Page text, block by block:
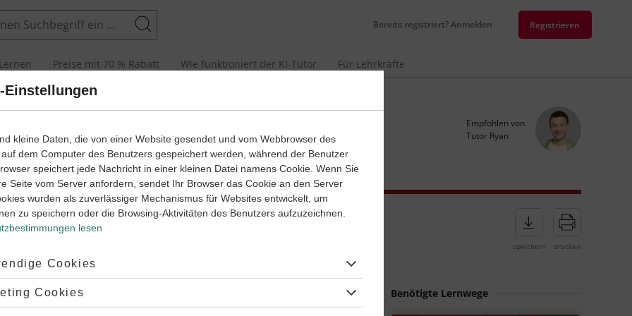
Bereits registriert? Anmelden Registrieren
Suchen
Preise mit 70 % Rabatt Wie funktioniert der KI-Tutor Für Lehrkräfte
If-clauses (2)
Empfohlen von
Tutor Ryan
families. Two teenagers talk about their families and how
Benötigte Lernwege
Klasse
Einstellungen
kleine Daten, die von einer Website gesendet und vom Webbrowser des
dem Computer des Benutzers gespeichert werden, während der Benutzer
speichert jede Nachricht in einer kleinen Datei namens Cookie. Wenn Sie
Seite vom Server anfordern, sendet Ihr Browser das Cookie an den Server
wurden als zuverlässiger Mechanismus für Websites entwickelt, um
zu speichern oder die Browsing-Aktivitäten des Benutzers aufzuzeichnen.
lesen
Cookies
Cookies